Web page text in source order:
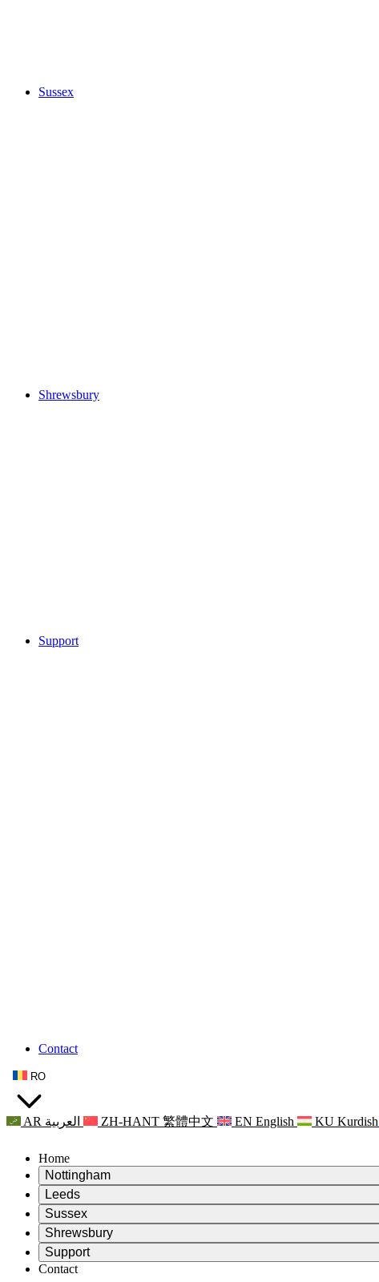
Sussex
Shrewsbury
Support
Contact
RO
AR العربية ZH-HANT 繁體中文 EN English KU Kurdish
Home
Nottingham
Review
Președintele revizuirii
Echipa independentă de evaluare
Termeni de referință
Raportul final al evaluării independente
Întrebări frecvente
Leeds
Review
Președintele revizuirii
Echipa independentă de evaluare
Termeni de referință
Contact
Sussex
Review
Președintele revizuirii
Echipa independentă de evaluare
Termeni de referință
Shrewsbury
Review
Termeni de referință pentru revizuirea maternității
Support
Leeds
Contact